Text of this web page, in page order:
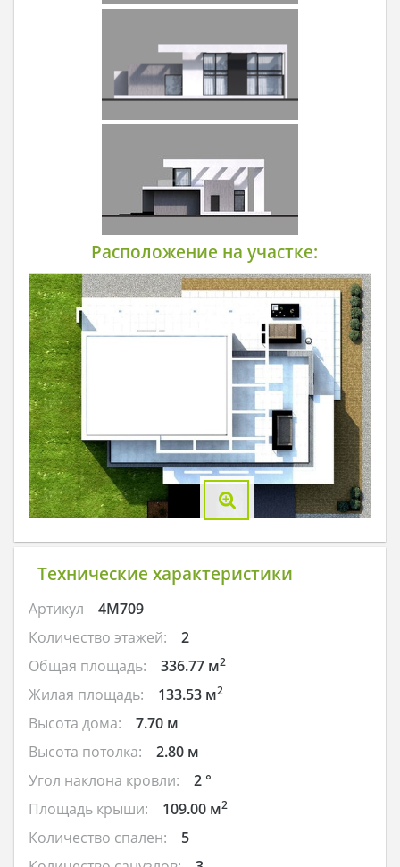
Расположение на участке:
Технические характеристики
Артикул
4M709
Количество этажей:
2
Общая площадь:
336.77 м2
Жилая площадь: 133.53 м2
Высота дома:
7.70 м
Высота потолка:
2.80 м
Угол наклона кровли:
2 °
Площадь крыши:
109.00 м2
Количество спален:
5